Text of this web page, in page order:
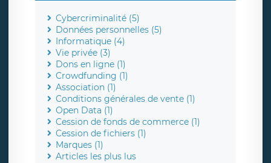
Cybercriminalité (5)
Données personnelles (5)
Informatique (4)
Vie privée (3)
Dons en ligne (1)
Crowdfunding (1)
Association (1)
Conditions générales de vente (1)
Open Data (1)
Cession de fonds de commerce (1)
Cession de fichiers (1)
Marques (1)
Articles les plus lus